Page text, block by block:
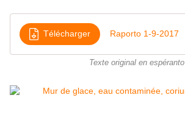
Télécharger Raporto 1-9-2017
Texte original en espéranto